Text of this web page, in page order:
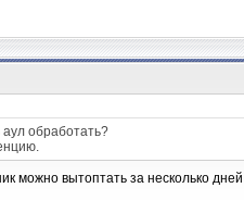
обработать?
можно вытоптать за несколько